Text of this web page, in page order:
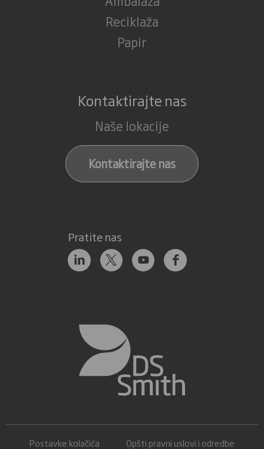
Reciklaža
Papir
Kontaktirajte nas
Naše lokacije
Kontaktirajte nas
Pratite nas
Postavke kolačića Opšti pravni uslovi i odredbe